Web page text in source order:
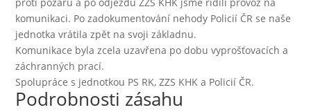
komunikaci. Po zadokumentování nehody Policií ČR se naše
jednotka vrátila zpět na svoji základnu.
Komunikace byla zcela uzavřena po dobu vyprošťovacích a
záchranných prací.
Spolupráce s jednotkou PS RK, ZZS KHK a Policií ČR.
Podrobnosti zásahu